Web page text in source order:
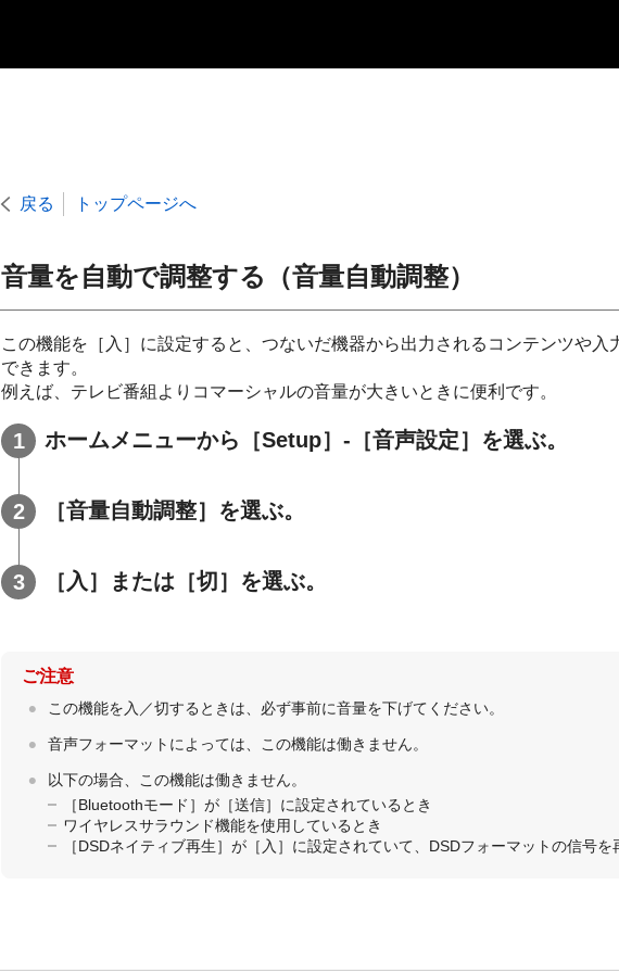
戻る トップページへ
音量を自動で調整する（音量自動調整）
この機能を［入］に設定すると、つないだ機器から出力されるコンテンツや入
できます。
例えば、テレビ番組よりコマーシャルの音量が大きいときに便利です。
ホームメニューから［Setup］-［音声設定］を選ぶ。
［音量自動調整］を選ぶ。
［ 入 ］または［切 ］を選ぶ。
ご注意
この機能を入／切するときは、必ず事前に音量を下げてください。
音声フォーマットによっては、この機能は働きません。
以下の場合、この機能は働きません。
［Bluetoothモード ］が［送信］に設定されているとき
ワイヤレスサラウンド機能を使用しているとき
［DSDネイティブ再生］が［ 入 ］に設定されていて、DSDフォーマットの信号を